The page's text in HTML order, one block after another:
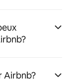
Airbnb?